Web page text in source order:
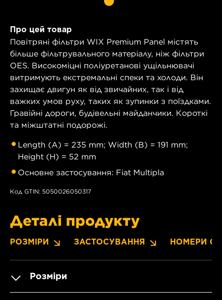
Про цей товар
Повітряні фільтри WIX Premium Panel містять
більше фільтрувального матеріалу, ніж фільтри
OES. Високоміцні поліуретанові ущільнювачі
витримують екстремальні спеки та холоди. Він
захищає двигун як від звичайних, так і від
важких умов руху, таких як зупинки з поїздками.
Гравійні дороги, будівельні майданчики. Короткі
та міжштатні подорожі.
Length (A) = 235 mm; Width (B) = 191 mm;
Height (H) = 52 mm
Основне застосування: Fiat Multipla
Код GTIN: 5050026050317
Деталі продукту
РОЗМІРИ ЗАСТОСУВАННЯ НОМЕРИ OE
Розміри